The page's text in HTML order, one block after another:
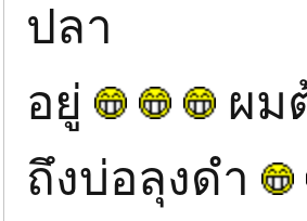
ปลา
อยู่
ผม
ถึงบ่อลุงดำ